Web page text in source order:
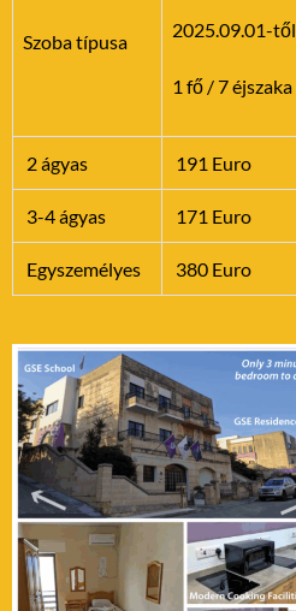
Szoba típusa
2025.09.01-től
1 fő / 7 éjszaka
2 ágyas 191 Euro
3-4 ágyas 171 Euro
Egyszemélyes 380 Euro